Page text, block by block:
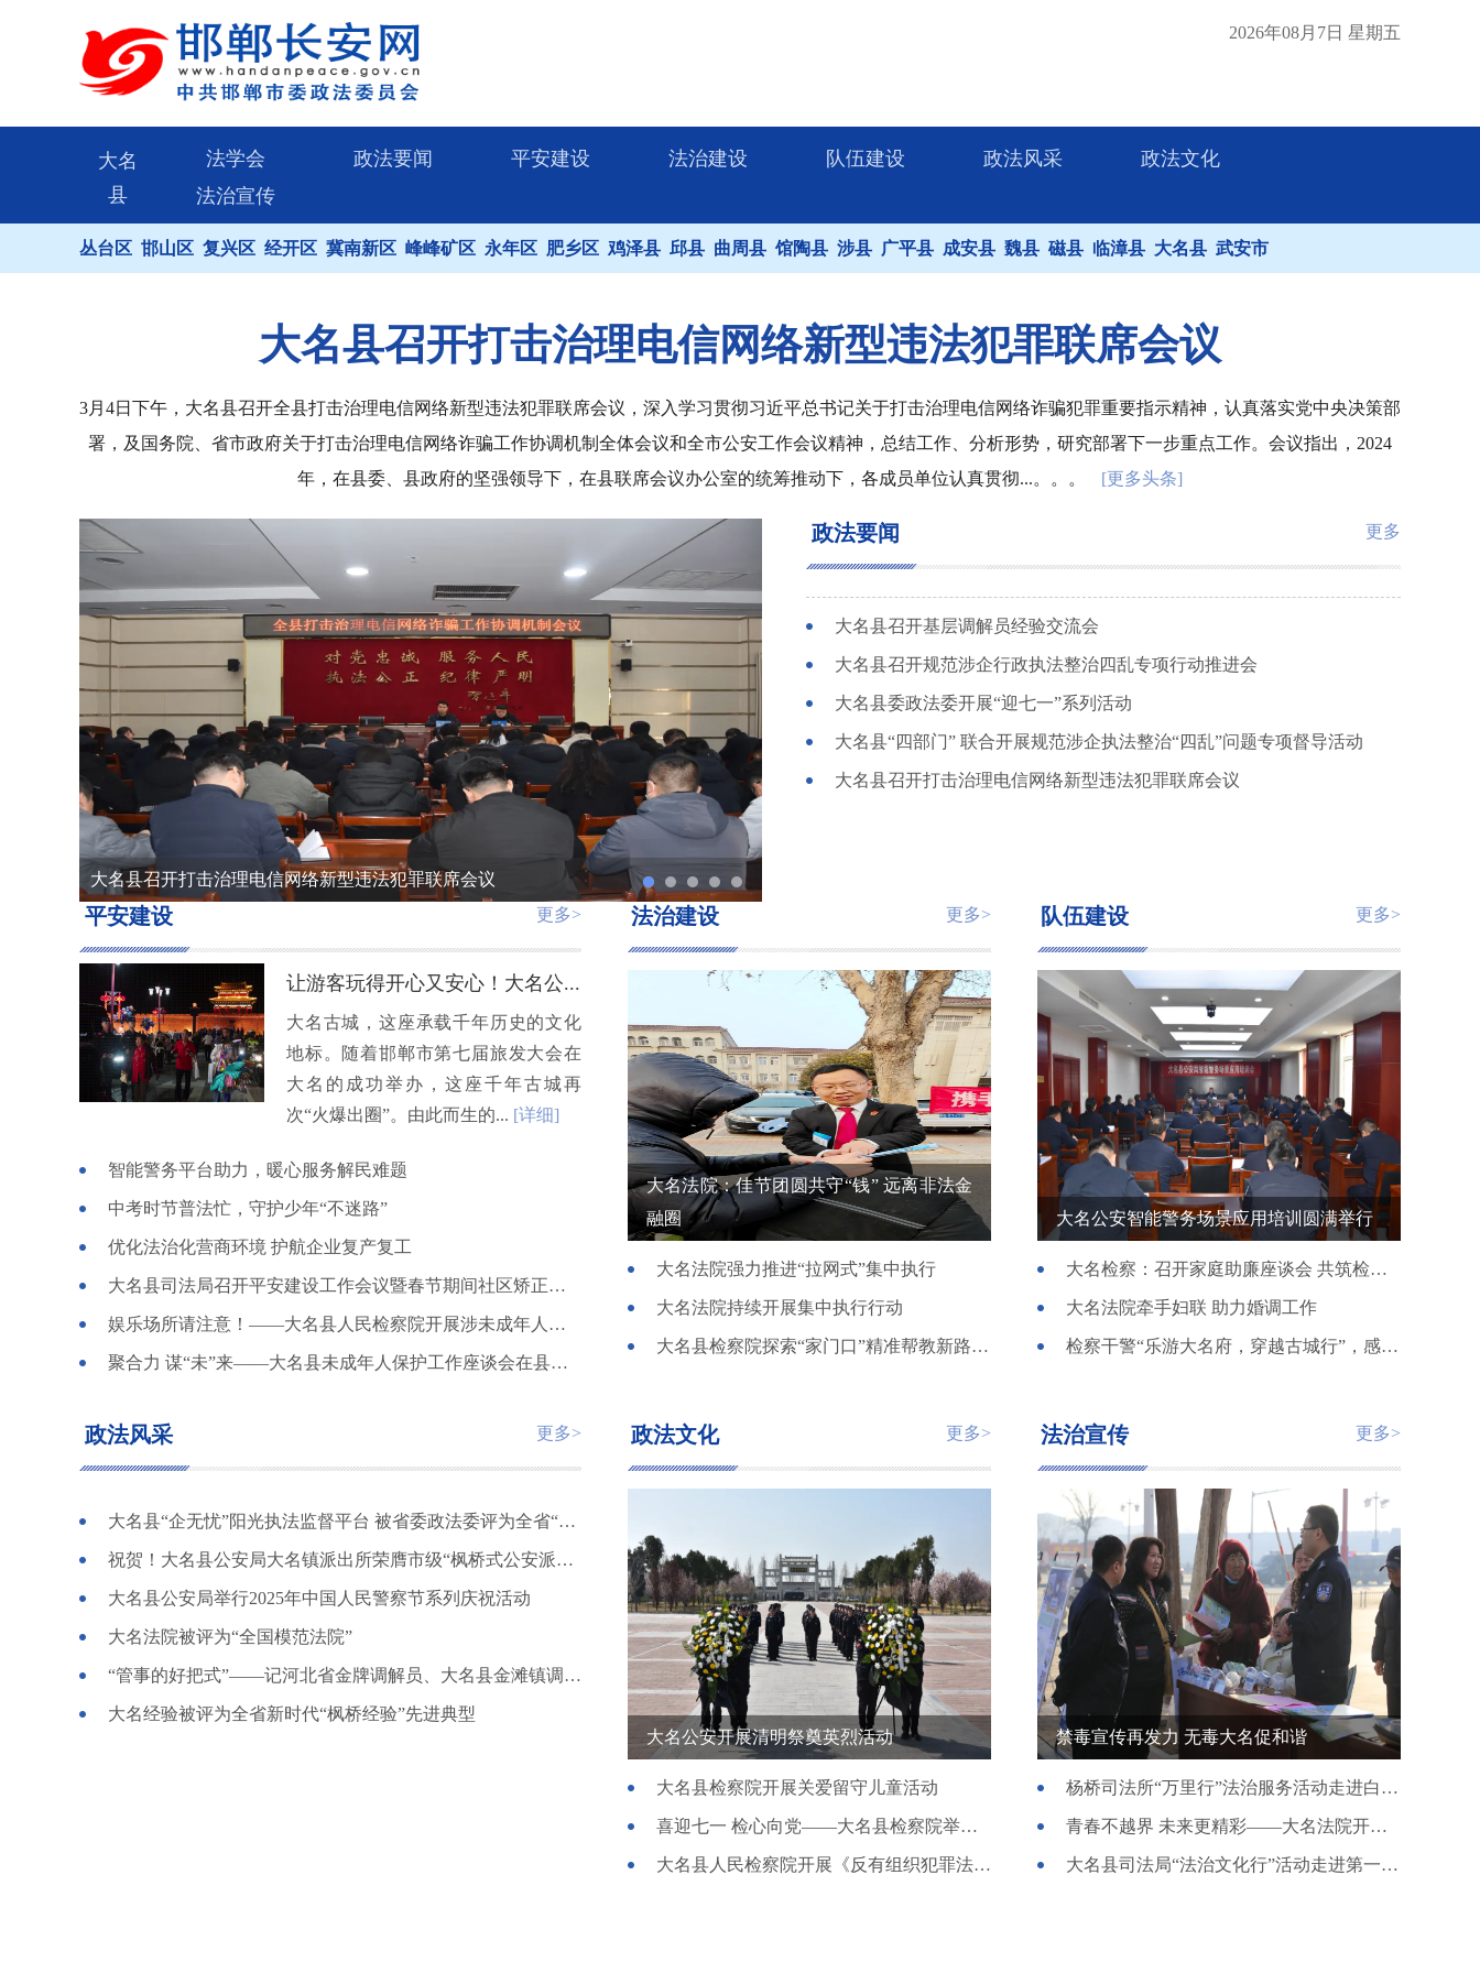
2026年08月7日 星期五
大名
县
法学会 政法要闻 平安建设 法治建设 队伍建设 政法风采
政法文化
法治宣传
丛台区 邯山区 复兴区 经开区 冀南新区 峰峰矿区 永年区 肥乡区 鸡泽县 邱县 曲周县 馆陶县 涉县 广平县 成安县 魏县 磁县 临漳县 大名县 武安市
大名县召开打击治理电信网络新型违法犯罪联席会议
3月4日下午，大名县召开全县打击治理电信网络新型违法犯罪联席会议，深入学习贯彻习近平总书记关于打击治理电信网络诈骗犯罪重要指示精神，认真落实党中央决策部
署，及国务院、省市政府关于打击治理电信网络诈骗工作协调机制全体会议和全市公安工作会议精神，总结工作、分析形势，研究部署下一步重点工作。会议指出，2024
年，在县委、县政府的坚强领导下，在县联席会议办公室的统筹推动下，各成员单位认真贯彻...。。。
[更多头条]
大名县召开打击治理电信网络新型违法犯罪联席会议
大名：“民警忙碌的身影让我们安心”
大名公安开展清明祭奠英烈活动
大名公安智能警务场景应用培训圆满举行
让游客玩得开心又安心！大名公安擦亮景区平安底色
更多
政法要闻
大名县召开基层调解员经验交流会
大名县召开规范涉企行政执法整治四乱专项行动推进会
大名县委政法委开展“迎七一”系列活动
大名县“四部门” 联合开展规范涉企执法整治“四乱”问题专项督导活动
大名县召开打击治理电信网络新型违法犯罪联席会议
更多>
平安建设
让游客玩得开心又安心！大名公...
大名古城，这座承载千年历史的文化
地标。随着邯郸市第七届旅发大会在
大名的成功举办，这座千年古城再
次“火爆出圈”。由此而生的... [详细]
智能警务平台助力，暖心服务解民难题
中考时节普法忙，守护少年“不迷路”
优化法治化营商环境 护航企业复产复工
大名县司法局召开平安建设工作会议暨春节期间社区矫正安置帮教重点工作安排部署会
娱乐场所请注意！——大名县人民检察院开展涉未成年人重点行业专项治理活动
聚合力 谋“未”来——大名县未成年人保护工作座谈会在县检察院召开
法治建设 更多>
大名法院：佳节团圆共守“钱” 远离非法金
融圈
大名法院强力推进“拉网式”集中执行
大名法院持续开展集中执行行动
大名县检察院探索“家门口”精准帮教新路径 助三名涉罪未成年人圆梦大学
队伍建设 更多>
大名公安智能警务场景应用培训圆满举行
大名检察：召开家庭助廉座谈会 共筑检察廉洁“防火墙”
大名法院牵手妇联 助力婚调工作
检察干警“乐游大名府，穿越古城行”，感悟历史共铸检察新征程
更多>
政法风采
大名县“企无忧”阳光执法监督平台 被省委政法委评为全省“全面深化政法改革试点”
祝贺！大名县公安局大名镇派出所荣膺市级“枫桥式公安派出所”
大名县公安局举行2025年中国人民警察节系列庆祝活动
大名法院被评为“全国模范法院”
“管事的好把式”——记河北省金牌调解员、大名县金滩镇调委会主任郭利军
大名经验被评为全省新时代“枫桥经验”先进典型
政法文化 更多>
大名公安开展清明祭奠英烈活动
大名县检察院开展关爱留守儿童活动
喜迎七一 检心向党——大名县检察院举行七一主题党日活动
大名县人民检察院开展《反有组织犯罪法》宣传活动
法治宣传 更多>
禁毒宣传再发力 无毒大名促和谐
杨桥司法所“万里行”法治服务活动走进白庄村
青春不越界 未来更精彩——大名法院开展法治教育宣讲活动
大名县司法局“法治文化行”活动走进第一中学